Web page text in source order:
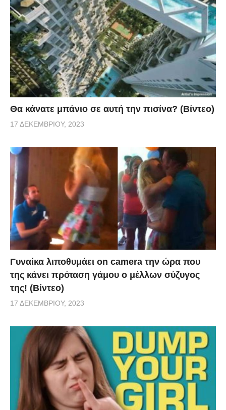
Θα κάνατε μπάνιο σε αυτή την πισίνα? (Βίντεο)
17 ΔΕΚΕΜΒΡΊΟΥ, 2023
Γυναίκα λιποθυμάει on camera την ώρα που
της κάνει πρόταση γάμου ο μέλλων σύζυγος
της! (Βίντεο)
17 ΔΕΚΕΜΒΡΊΟΥ, 2023